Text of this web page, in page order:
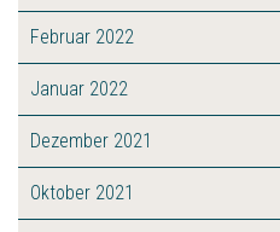
Februar 2022
Januar 2022
Dezember 2021
Oktober 2021